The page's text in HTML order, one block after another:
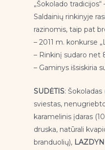
„Šokolado
Saldainių rinkinyje
razinomis, taip pat
– 2011 m. konkurse
– Rinkinį sudaro net
– Gaminys išsiskiria
SUDĖTIS:
sviestas,
karamelinis įdaras
druska, natūrali
branduolių),